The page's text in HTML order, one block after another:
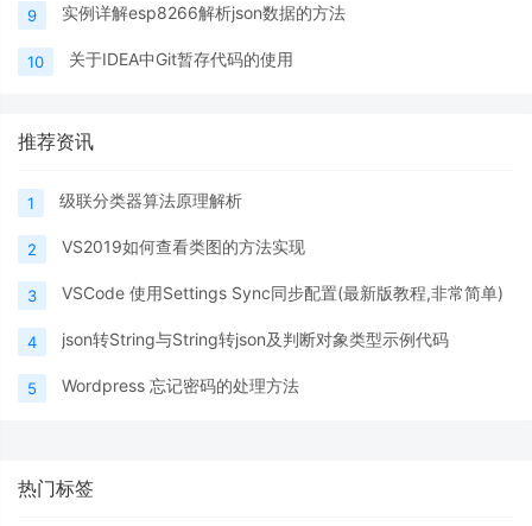
9 实例详解esp8266解析json数据的方法
10 关于IDEA中Git暂存代码的使用
推荐资讯
1 级联分类器算法原理解析
2 VS2019如何查看类图的方法实现
3 VSCode 使用Settings Sync同步配置(最新版教程,非常简单)
4 json转String与String转json及判断对象类型示例代码
5 Wordpress 忘记密码的处理方法
热门标签